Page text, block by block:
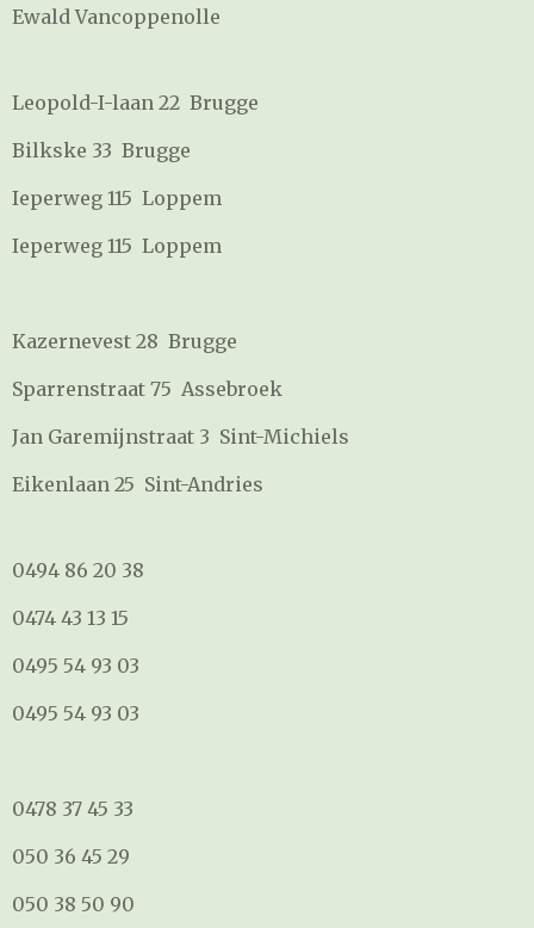
Ewald Vancoppenolle
Leopold-I-laan 22 Brugge
Bilkske 33 Brugge
Ieperweg 115 Loppem
Ieperweg 115 Loppem
Kazernevest 28 Brugge
Sparrenstraat 75 Assebroek
Jan Garemijnstraat 3 Sint-Michiels
Eikenlaan 25 Sint-Andries
0494 86 20 38
0474 43 13 15
0495 54 93 03
0495 54 93 03
0478 37 45 33
050 36 45 29
050 38 50 90